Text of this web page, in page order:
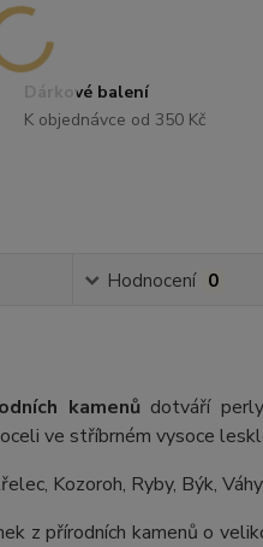
Dárkové balení
K objednávce od 350 Kč
Hodnocení 0
kamenů dotváří
ve stříbrném vysoce
Kozoroh, Ryby, Býk, Váhy
z přírodních kamenů o